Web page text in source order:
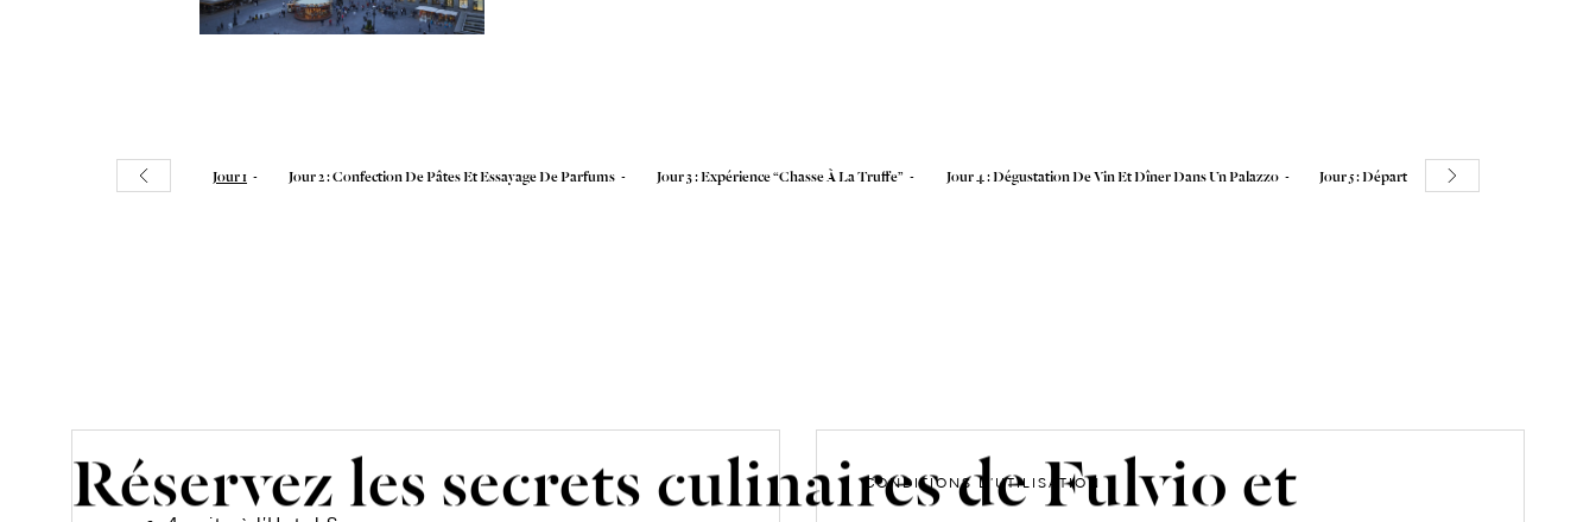
Jour 1 Jour 2 : Confection De Pâtes Et Essayage De Parfums Jour 3 : Expérience “Chasse À La Truffe” Jour 4 : Dégustation De Vin Et Dîner Dans Un Palazzo Jour 5 : Départ
Réservez les secrets culinaires de Fulvio et
CONDITIONS D’UTILISATION